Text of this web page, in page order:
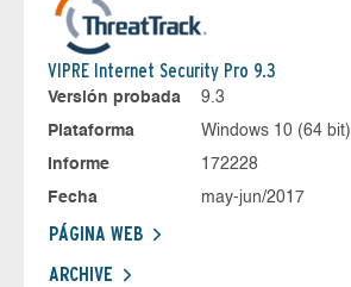
VIPRE Internet Security Pro 9.3
Versión probada
9.3
Plataforma
Windows 10 (64 bit)
Informe
172228
Fecha
may-jun/2017
PÁGINA WEB
ARCHIVE